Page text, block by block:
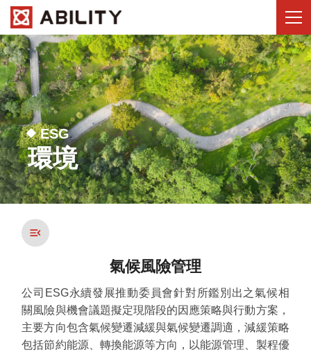
ESG
環境
氣候風險管理
公司ESG永續發展推動委員會針對所鑑別出之氣候相
關風險與機會議題擬定現階段的因應策略與行動方案，
主要方向包含氣候變遷減緩與氣候變遷調適，減緩策略
包括節約能源、轉換能源等方向，以能源管理、製程優